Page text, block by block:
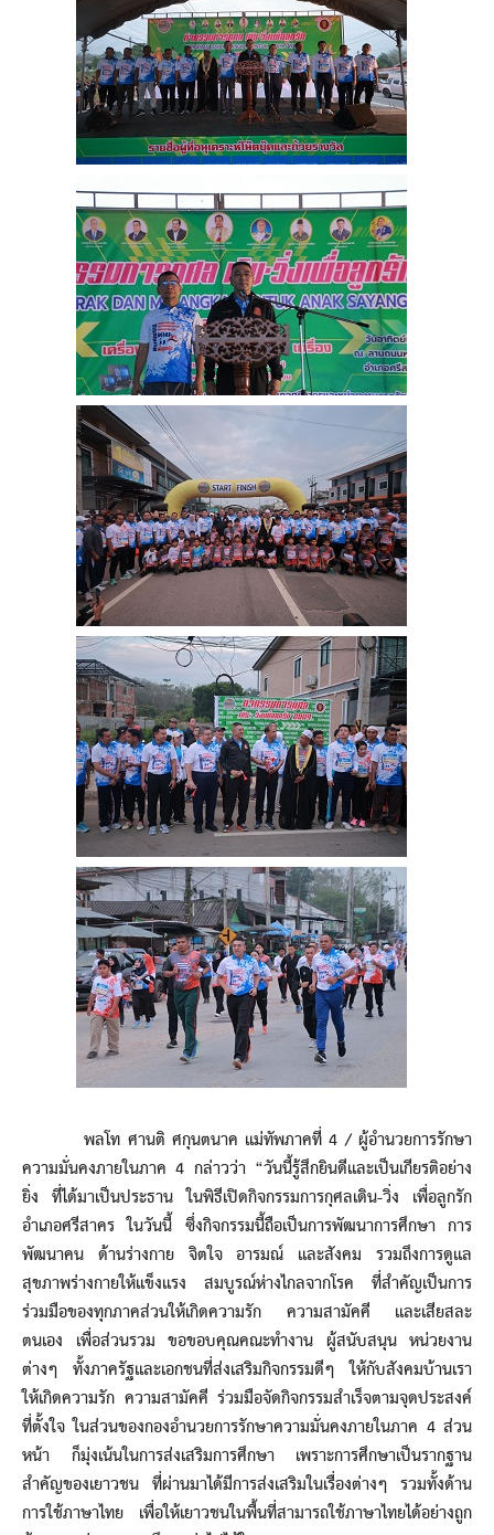
พลโท ศานติ ศกุนตนาค แม่ทัพภาคที่ 4 / ผู้อำนวยการรักษา
ความมั่นคงภายในภาค 4 กล่าวว่า “วันนี้รู้สึกยินดีและเป็นเกียรติอย่าง
ยิ่ง ที่ได้มาเป็นประธาน ในพิธีเปิดกิจกรรมการกุศลเดิน-วิ่ง เพื่อลูกรัก
อำเภอศรีสาคร ในวันนี้ ซึ่งกิจกรรมนี้ถือเป็นการพัฒนาการศึกษา การ
พัฒนาคน ด้านร่างกาย จิตใจ อารมณ์ และสังคม รวมถึงการดูแล
สุขภาพร่างกายให้แข็งแรง สมบูรณ์ห่างไกลจากโรค ที่สำคัญเป็นการ
ร่วมมือของทุกภาคส่วนให้เกิดความรัก ความสามัคคี และเสียสละ
ตนเอง เพื่อส่วนรวม ขอขอบคุณคณะทำงาน ผู้สนับสนุน หน่วยงาน
ต่างๆ ทั้งภาครัฐและเอกชนที่ส่งเสริมกิจกรรมดีๆ ให้กับสังคมบ้านเรา
ให้เกิดความรัก ความสามัคคี ร่วมมือจัดกิจกรรมสำเร็จตามจุดประสงค์
ที่ตั้งใจ ในส่วนของกองอำนวยการรักษาความมั่นคงภายในภาค 4 ส่วน
หน้า ก็มุ่งเน้นในการส่งเสริมการศึกษา เพราะการศึกษาเป็นรากฐาน
สำคัญของเยาวชน ที่ผ่านมาได้มีการส่งเสริมในเรื่องต่างๆ รวมทั้งด้าน
การใช้ภาษาไทย เพื่อให้เยาวชนในพื้นที่สามารถใช้ภาษาไทยได้อย่างถูก